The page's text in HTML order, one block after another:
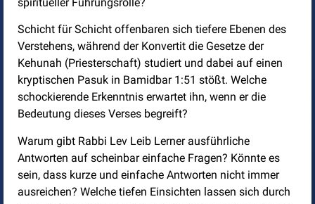
Schicht für Schicht offenbaren sich tiefere Ebenen des
Verstehens, während der Konvertit die Gesetze der
Kehunah (Priesterschaft) studiert und dabei auf einen
kryptischen Pasuk in Bamidbar 1:51 stößt. Welche
schockierende Erkenntnis erwartet ihn, wenn er die
Bedeutung dieses Verses begreift?
Warum gibt Rabbi Lev Leib Lerner ausführliche
Antworten auf scheinbar einfache Fragen? Könnte es
sein, dass kurze und einfache Antworten nicht immer
ausreichen? Welche tiefen Einsichten lassen sich durch